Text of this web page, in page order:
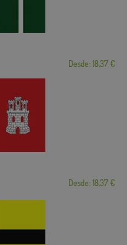
Desde: 18,37 €
Desde: 18,37 €